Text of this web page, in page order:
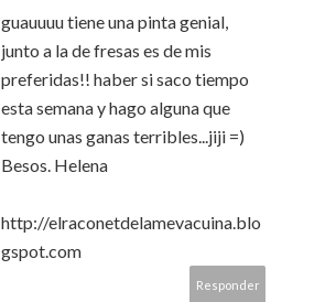
guauuuu tiene una pinta genial,
junto a la de fresas es de mis
preferidas!! haber si saco tiempo
esta semana y hago alguna que
tengo unas ganas terribles...jiji =)
Besos. Helena
http://elraconetdelamevacuina.blo
gspot.com
Responder